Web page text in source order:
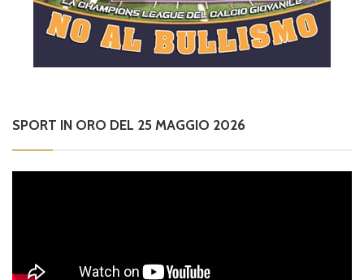
SPORT IN ORO DEL 25 MAGGIO 2026